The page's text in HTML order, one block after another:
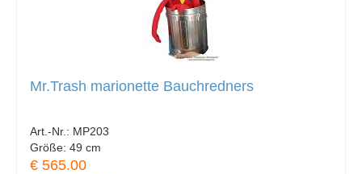
Mr.Trash marionette Bauchredners
Art.-Nr.: MP203
Größe: 49 cm
€ 565.00